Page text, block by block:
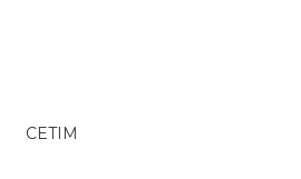
CETIM